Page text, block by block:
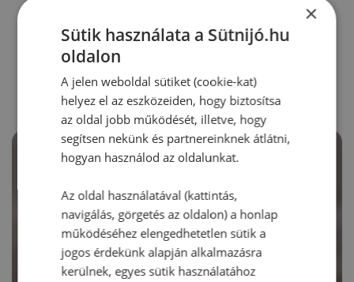
RECEPTAJÁNLÓ
×
Sütik használata a Sütnijó.hu
oldalon
A jelen weboldal sütiket (cookie-kat)
helyez el az eszközeiden, hogy biztosítsa
az oldal jobb működését, illetve, hogy
segítsen nekünk és partnereinknek átlátni,
hogyan használod az oldalunkat.
Az oldal használatával (kattintás,
navigálás, görgetés az oldalon) a honlap
működéséhez elengedhetetlen sütik a
jogos érdekünk alapján alkalmazásra
kerülnek, egyes sütik használatához